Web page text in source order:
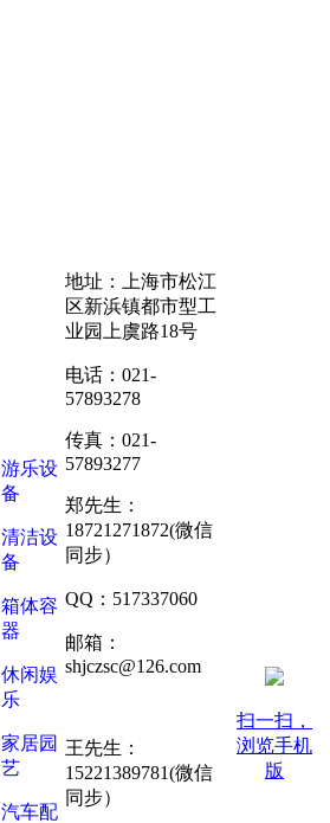
游乐设
备
清洁设
备
箱体容
器
休闲娱
乐
家居园
艺
汽车配
地址：上海市松江
区新浜镇都市型工
业园上虞路18号
电话：021-
57893278
传真：021-
57893277
郑先生：
18721271872(微信
同步）
QQ：517337060
邮箱：
shjczsc@126.com
王先生：
15221389781(微信
同步）
扫一扫，
浏览手机
版